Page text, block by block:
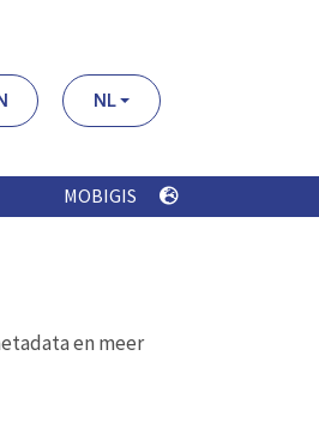
NL
MOBIGIS
en meer